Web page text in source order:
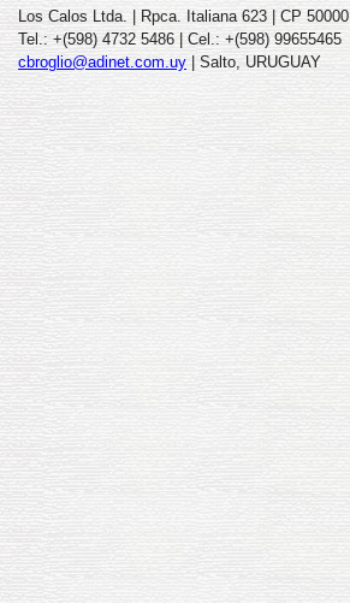
Los Calos Ltda. | Rpca. Italiana 623 | CP 50000
Tel.: +(598) 4732 5486 | Cel.: +(598) 99655465
cbroglio@adinet.com.uy | Salto, URUGUAY